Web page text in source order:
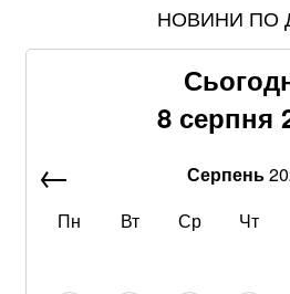
Понад 9,2 млрд грн: що відомо
Зеленський та Сибіга
«пекельних санкцій» проти рф
Хацкевич: Гуцуляк навіть не
Хвиля похолодання накриє
НОВИНИ ПО
8 серпня
Серпень
Пн
Вт Ср Чт